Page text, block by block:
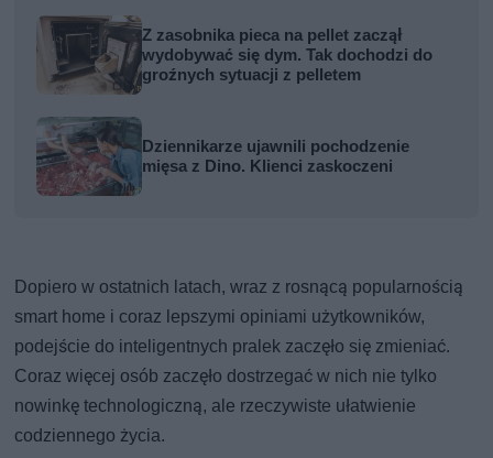
Z zasobnika pieca na pellet zaczął
wydobywać się dym. Tak dochodzi do
groźnych sytuacji z pelletem
Dziennikarze ujawnili pochodzenie
mięsa z Dino. Klienci zaskoczeni
Dopiero w ostatnich latach, wraz z rosnącą popularnością
smart home i coraz lepszymi opiniami użytkowników,
podejście do inteligentnych pralek zaczęło się zmieniać.
Coraz więcej osób zaczęło dostrzegać w nich nie tylko
nowinkę technologiczną, ale rzeczywiste ułatwienie
codziennego życia.